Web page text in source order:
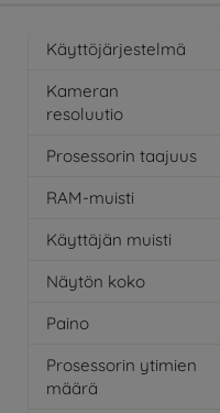
Käyttöjärjestelmä
Kameran
resoluutio
Prosessorin taajuus
RAM-muisti
Käyttäjän muisti
Näytön koko
Paino
Prosessorin ytimien
määrä